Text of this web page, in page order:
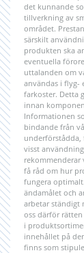
det kunnande
tillverkning av
området.
särskilt
produkten ska
eventuella
uttalanden om
användas i flyg-
farkoster. Detta
innan
Informationen
bindande från
underförstådda,
visst
få råd om hur
fungera
ändamålet och
arbetar ständigt
oss därför
i
innehållet på
finns som